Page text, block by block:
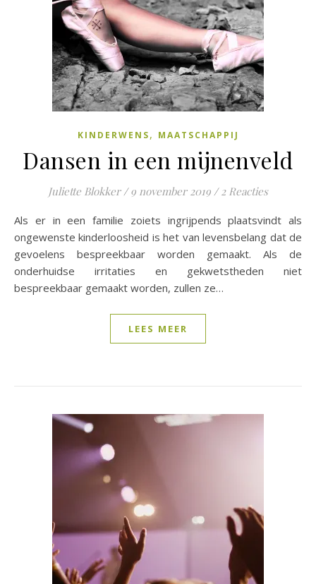
KINDERWENS, MAATSCHAPPIJ
Dansen in een mijnenveld
Juliette Blokker / 9 november 2019 / 2 Reacties
Als er in een familie zoiets ingrijpends plaatsvindt als
ongewenste kinderloosheid is het van levensbelang dat de
gevoelens bespreekbaar worden gemaakt. Als de
onderhuidse irritaties en gekwetstheden niet
bespreekbaar gemaakt worden, zullen ze…
LEES MEER